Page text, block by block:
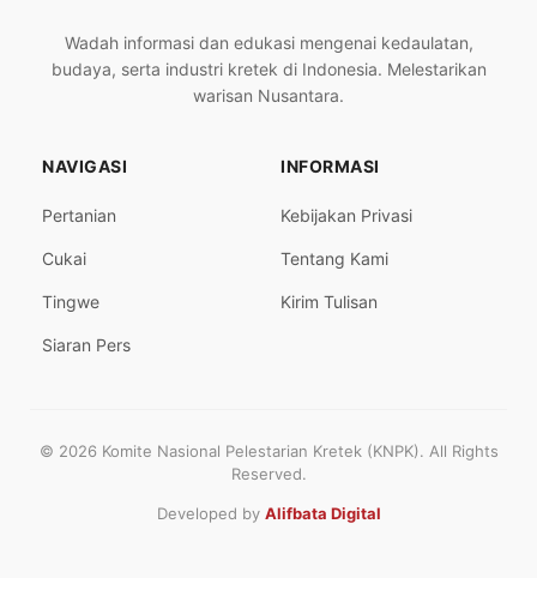
Wadah informasi dan edukasi mengenai kedaulatan,
budaya, serta industri kretek di Indonesia. Melestarikan
warisan Nusantara.
NAVIGASI
Pertanian
Cukai
Tingwe
Siaran Pers
INFORMASI
Kebijakan Privasi
Tentang Kami
Kirim Tulisan
© 2026 Komite Nasional Pelestarian Kretek (KNPK). All Rights
Reserved.
Developed by Alifbata Digital